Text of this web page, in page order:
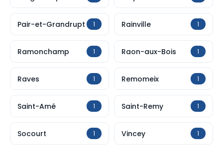
Pair-et-Grandrupt 1 Rainville 1
Ramonchamp 1 Raon-aux-Bois 1
Raves 1 Remomeix 1
Saint-Amé 1 Saint-Remy 1
Socourt 1 Vincey 1